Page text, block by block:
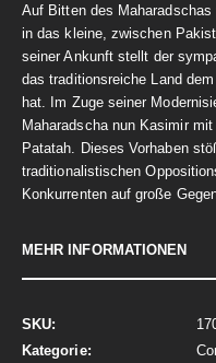
Auf Bitten des
in das kleine, zwischen
seiner Ankunft stellt der
das traditionsreiche Land
hat. Im Zuge seiner
Maharadscha nun Kasimir
Patatah. Dieses Vorhaben
traditionalistischen
Konkurrenten auf große
MEHR INFORMATIONEN
Mehr
Informationen